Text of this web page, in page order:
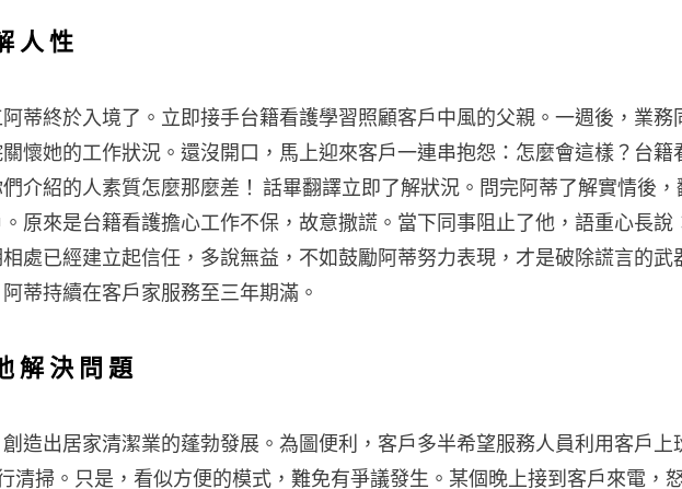
人性
蒂終於入境了。立即接手台籍看護學習照顧客戶中風的父親。一週後，業務
懷她的工作狀況。還沒開口，馬上迎來客戶一連串抱怨：怎麼會這樣？台籍
介紹的人素質怎麼那麼差！ 話畢翻譯立即了解狀況。問完阿蒂了解實情後，
原來是台籍看護擔心工作不保，故意撒謊。當下同事阻止了他，語重心長說
處已經建立起信任，多說無益，不如鼓勵阿蒂努力表現，才是破除謊言的武
蒂持續在客戶家服務至三年期滿。
解決問題
造出居家清潔業的蓬勃發展。為圖便利，客戶多半希望服務人員利用客戶上
清掃。只是，看似方便的模式，難免有爭議發生。某個晚上接到客戶來電，